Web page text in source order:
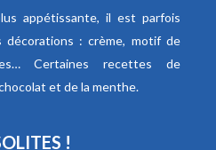
appétissante, il est parfois
décorations : crème, motif de
Certaines recettes de
et de la menthe.
!